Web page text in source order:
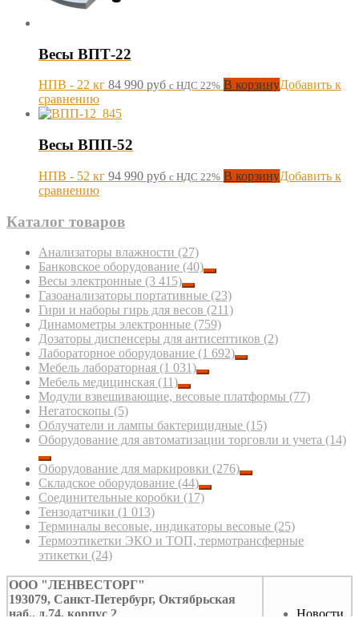
Весы ВПТ-22
НПВ - 22 кг 84 990 руб с НДС 22% В корзинуДобавить к
сравнению
Весы ВПП-52
НПВ - 52 кг 94 990 руб с НДС 22% В корзинуДобавить к
сравнению
Каталог товаров
Анализаторы влажности (27)
Банковское оборудование (40)
Весы электронные (3 415)
Газоанализаторы портативные (23)
Гири и наборы гирь для весов (211)
Динамометры электронные (759)
Дозаторы диспенсеры для антисептиков (2)
Лабораторное оборудование (1 692)
Мебель лабораторная (1 031)
Мебель медицинская (11)
Модули взвешивающие, весовые платформы (77)
Негатоскопы (5)
Облучатели и лампы бактерицидные (15)
Оборудование для автоматизации торговли и учета (14)
Оборудование для маркировки (276)
Складское оборудование (44)
Соединительные коробки (17)
Тензодатчики (1 013)
Терминалы весовые, индикаторы весовые (25)
Термоэтикетки ЭКО и ТОП, термотрансферные
этикетки (24)
ООО "ЛЕНВЕСТОРГ"
193079, Санкт-Петербург, Октябрьская
наб., д.74, корпус 2
Новости